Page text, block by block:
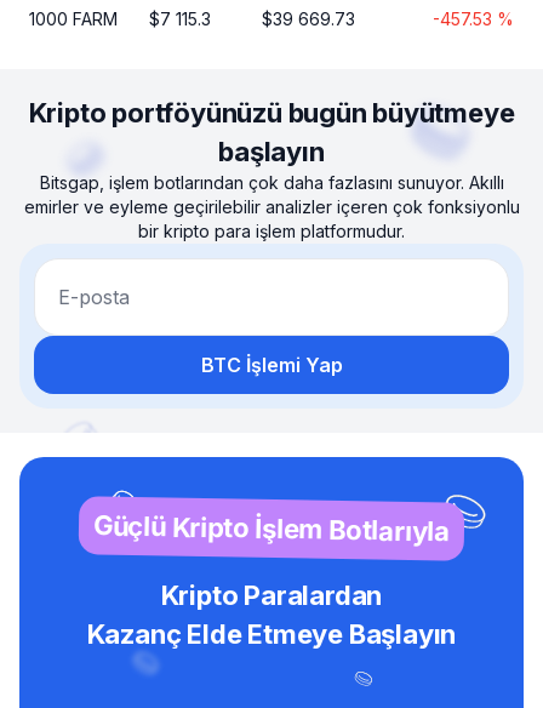
1000 FARM $7 115.3 $39 669.73 -457.53 %
Kripto portföyünüzü bugün büyütmeye
başlayın
Bitsgap, işlem botlarından çok daha fazlasını sunuyor. Akıllı
emirler ve eyleme geçirilebilir analizler içeren çok fonksiyonlu
bir kripto para işlem platformudur.
E-posta
BTC İşlemi Yap
Güçlü Kripto İşlem Botlarıyla
Kripto Paralardan
Kazanç Elde Etmeye Başlayın